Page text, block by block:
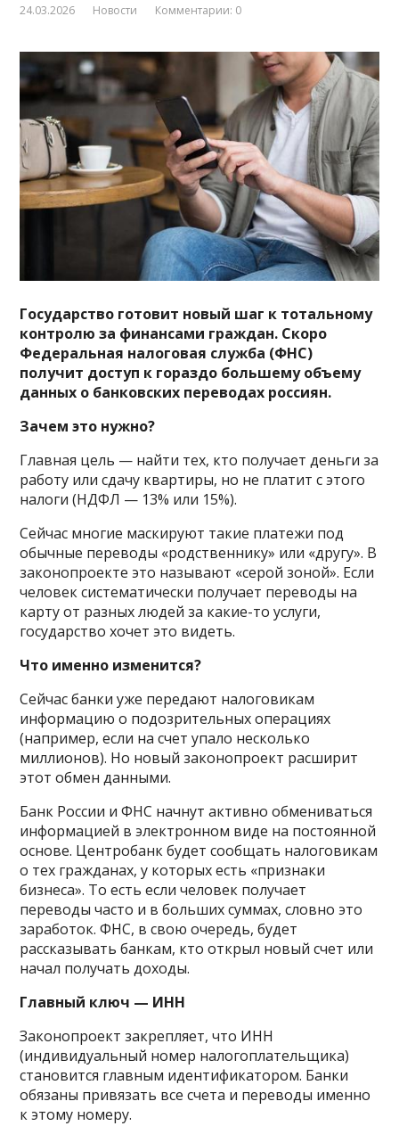
24.03.2026 Новости Комментарии: 0
Государство готовит новый шаг к тотальному
контролю за финансами граждан. Скоро
Федеральная налоговая служба (ФНС)
получит доступ к гораздо большему объему
данных о банковских переводах россиян.
Зачем это нужно?
Главная цель — найти тех, кто получает деньги за
работу или сдачу квартиры, но не платит с этого
налоги (НДФЛ — 13% или 15%).
Сейчас многие маскируют такие платежи под
обычные переводы «родственнику» или «другу». В
законопроекте это называют «серой зоной». Если
человек систематически получает переводы на
карту от разных людей за какие-то услуги,
государство хочет это видеть.
Что именно изменится?
Сейчас банки уже передают налоговикам
информацию о подозрительных операциях
(например, если на счет упало несколько
миллионов). Но новый законопроект расширит
этот обмен данными.
Банк России и ФНС начнут активно обмениваться
информацией в электронном виде на постоянной
основе. Центробанк будет сообщать налоговикам
о тех гражданах, у которых есть «признаки
бизнеса». То есть если человек получает
переводы часто и в больших суммах, словно это
заработок. ФНС, в свою очередь, будет
рассказывать банкам, кто открыл новый счет или
начал получать доходы.
Главный ключ — ИНН
Законопроект закрепляет, что ИНН
(индивидуальный номер налогоплательщика)
становится главным идентификатором. Банки
обязаны привязать все счета и переводы именно
к этому номеру.